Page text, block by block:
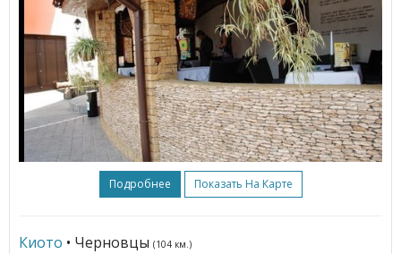
Подробнее Показать На Карте
Киото • Черновцы (104 км.)